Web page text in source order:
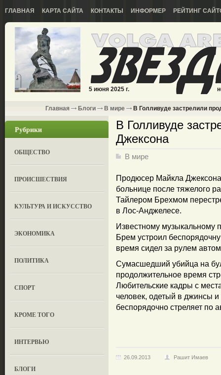
ГЛАВНАЯ КАРТА САЙТА КОНТАКТЫ ИНФОРМЕР РЕЙТИНГ
5 июня 2025 г.
Главная Блоги В мире В Голливуде застрелили
Рубрики
ОБЩЕСТВО
ПРОИСШЕСТВИЯ
КУЛЬТУРА И ИСКУССТВО
ЭКОНОМИКА
ПОЛИТИКА
СПОРТ
КРОМЕ ТОГО
ИНТЕРВЬЮ
БЛОГИ
В Голливуде
Джексона
В мире
Продюсер Майкла
больнице после тяжелого
Тайлером Брехмом
в Лос-Анджелесе.
Известному музыкальному
Брем устроил
время сидел за рулем
Сумасшедший убийца на
продолжительное время
Любительские кадры с
человек, одетый в джинсы
беспорядочно стреляет по
26.09.2013 Рашит Имаев